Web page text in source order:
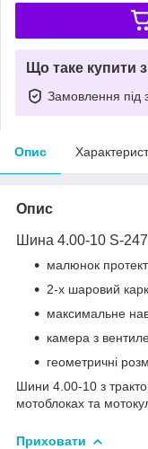
Що таке купити
Замовлення під
Опис
Опис
Шина 4.00-10 S-
малюнок
2-х шаровий
максимальне
камера з
геометричні
Шини 4.00-10 з
мотоблоках та
Приховати